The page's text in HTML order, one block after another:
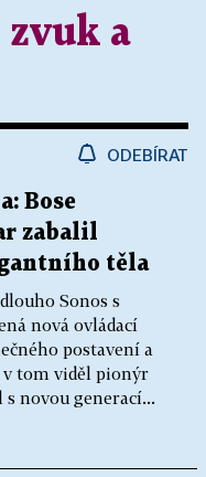
a
ODEBÍRAT
Bose
zabalil
těla
Sonos s
nová ovládací
postavení a
v tom viděl pionýr
novou generací...